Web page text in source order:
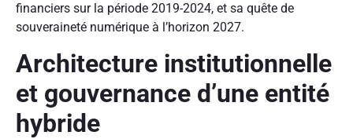
financiers sur la période 2019-2024, et sa quête de
souveraineté numérique à l’horizon 2027.
Architecture institutionnelle
et gouvernance d’une entité
hybride